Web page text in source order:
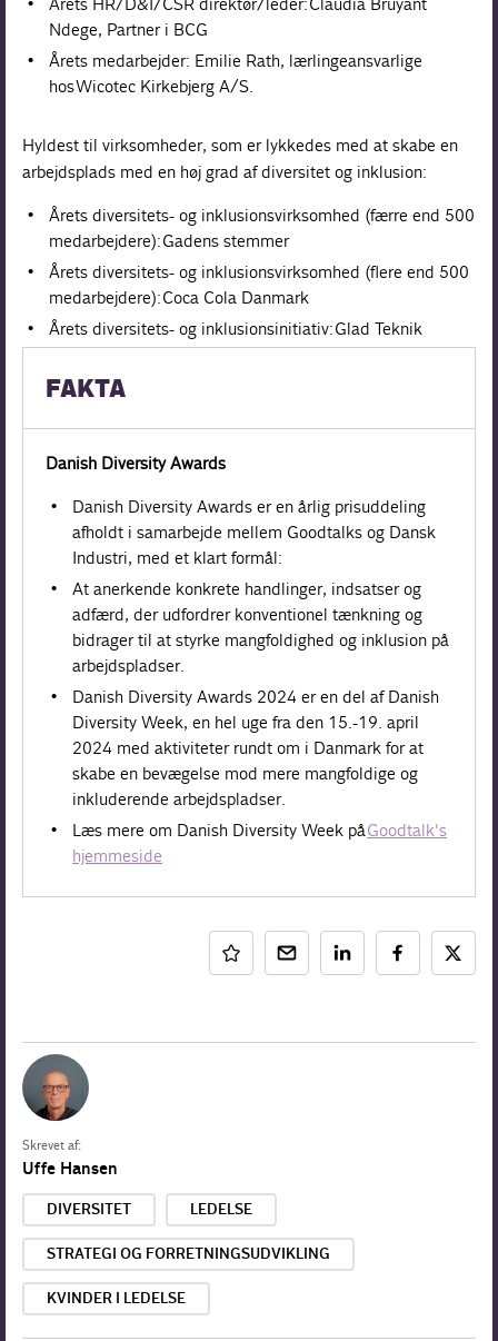
Ndege, Partner i BCG
Årets medarbejder: Emilie Rath, lærlingeansvarlige
hos Wicotec Kirkebjerg A/S.
Hyldest til virksomheder, som er lykkedes med at skabe en
arbejdsplads med en høj grad af diversitet og inklusion: ​
Årets diversitets- og inklusionsvirksomhed (færre end 500
medarbejdere): Gadens stemmer
Årets diversitets- og inklusionsvirksomhed (flere end 500
medarbejdere): Coca Cola Danmark
Årets diversitets- og inklusionsinitiativ: Glad Teknik
FAKTA
Danish Diversity Awards
Danish Diversity Awards er en årlig prisuddeling
afholdt i samarbejde mellem Goodtalks og Dansk
Industri, med et klart formål:
​At anerkende konkrete handlinger, indsatser og
adfærd, der udfordrer konventionel tænkning og
bidrager til at styrke mangfoldighed og inklusion på
arbejdspladser.
Danish Diversity Awards 2024 er en del af Danish
Diversity Week, en hel uge fra den 15.-19. april
2024 med aktiviteter rundt om i Danmark for at
skabe en bevægelse mod mere mangfoldige og
inkluderende arbejdspladser.
Læs mere om Danish Diversity Week påGoodtalk's
hjemmeside
Skrevet af:
Uffe Hansen
DIVERSITET LEDELSE
STRATEGI OG FORRETNINGSUDVIKLING
KVINDER I LEDELSE